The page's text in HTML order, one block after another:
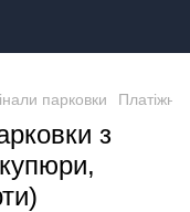
парковки Платіжні
з